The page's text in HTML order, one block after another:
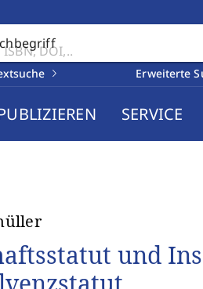
Erweiterte
SERVICE
und